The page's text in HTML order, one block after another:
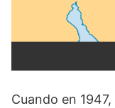
Cuando en